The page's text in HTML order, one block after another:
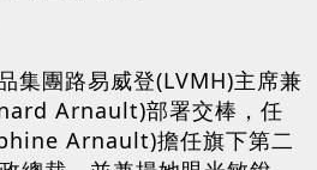
集團路易威登(LVMH)主席兼
Arnault)部署交棒，任
Arnault)擔任旗下第二